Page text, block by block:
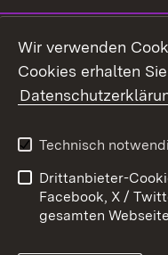
Kontakt
Impressum
Wir verwenden
Cookies erhalten
Technisch
Drittanbieter-
Facebook, X /
gesamten